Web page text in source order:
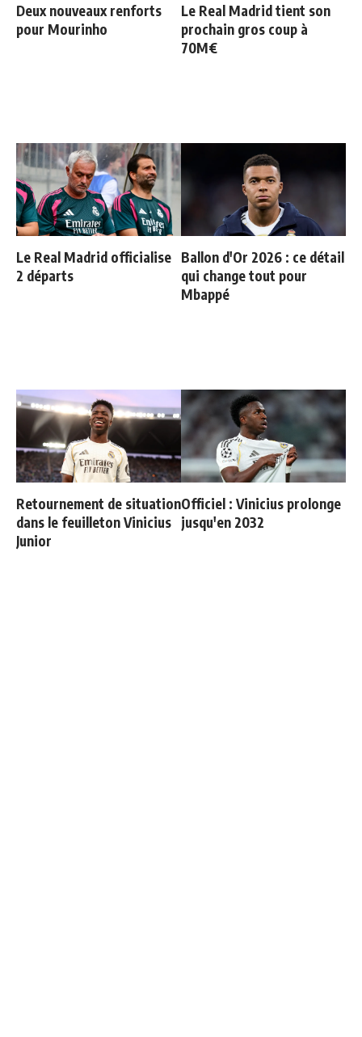
Deux nouveaux renforts
pour Mourinho
Le Real Madrid tient son
prochain gros coup à
70M€
Le Real Madrid officialise
2 départs
Ballon d'Or 2026 : ce détail
qui change tout pour
Mbappé
Retournement de situation
dans le feuilleton Vinicius
Junior
Officiel : Vinicius prolonge
jusqu'en 2032